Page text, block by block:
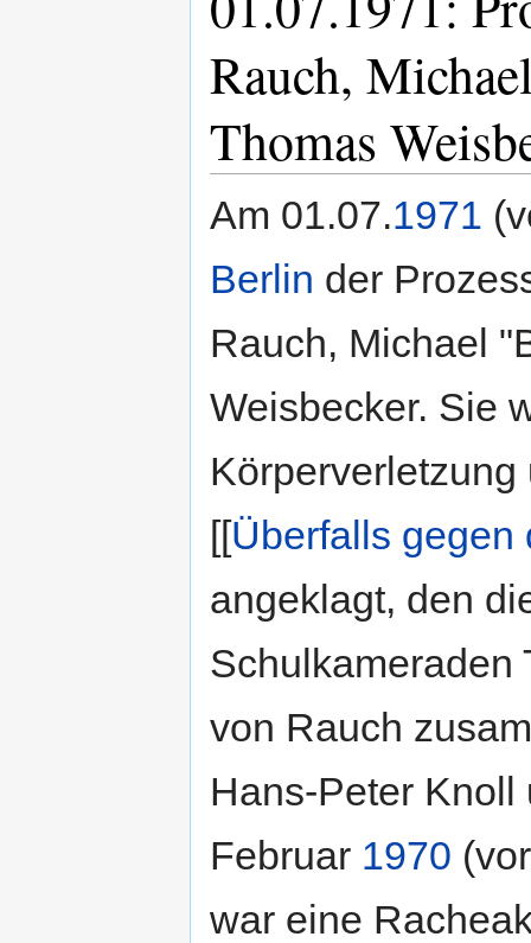
Rauch,
Thomas
Am 01.07.1971
Berlin der
Rauch, Michael
Weisbecker. Sie
[[Überfalls gegen
angeklagt, den
Schulkameraden
von Rauch
Hans-Peter Knoll
Februar 1970
war eine